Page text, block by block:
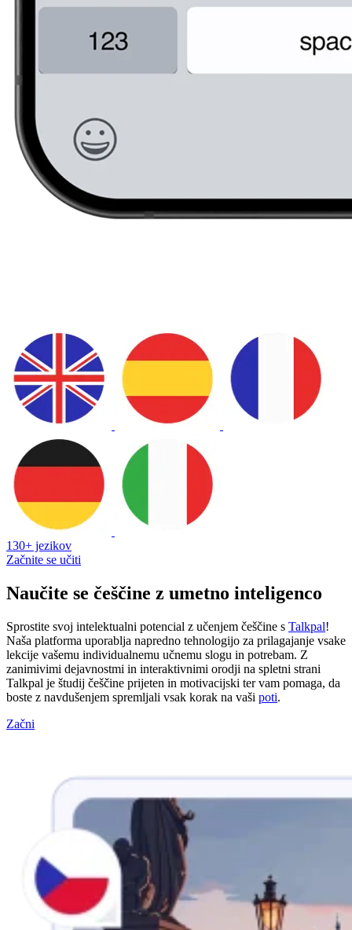
130+ jezikov
Začnite se učiti
Naučite se češčine z umetno inteligenco
Sprostite svoj intelektualni potencial z učenjem češčine s Talkpal!
Naša platforma uporablja napredno tehnologijo za prilagajanje vsake
lekcije vašemu individualnemu učnemu slogu in potrebam. Z
zanimivimi dejavnostmi in interaktivnimi orodji na spletni strani
Talkpal je študij češčine prijeten in motivacijski ter vam pomaga, da
boste z navdušenjem spremljali vsak korak na vaši poti.
Začni